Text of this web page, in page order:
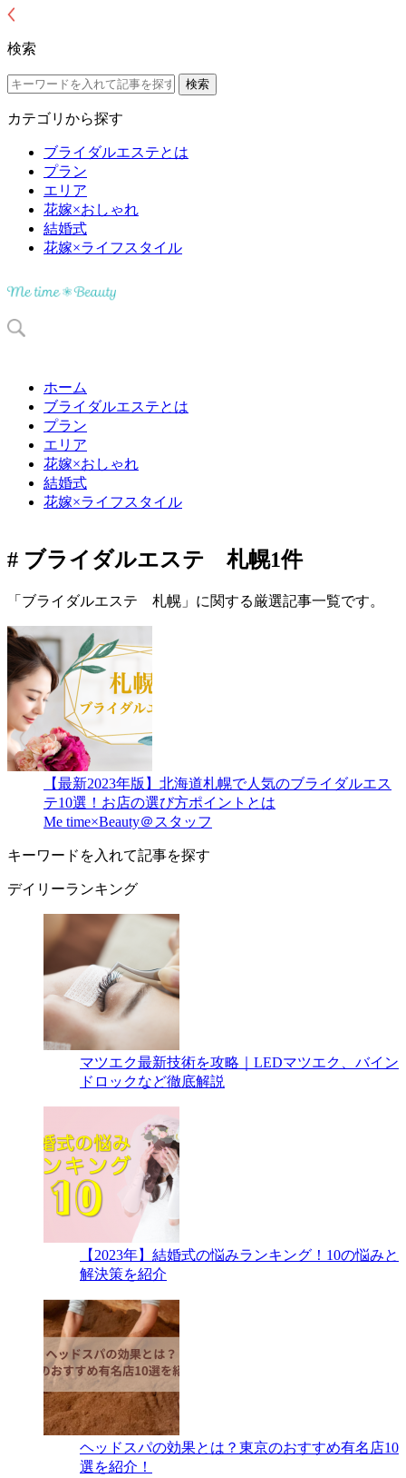
検索
カテゴリから探す
ブライダルエステとは
プラン
エリア
花嫁×おしゃれ
結婚式
花嫁×ライフスタイル
ホーム
ブライダルエステとは
プラン
エリア
花嫁×おしゃれ
結婚式
花嫁×ライフスタイル
# ブライダルエステ 札幌1件
「ブライダルエステ 札幌」に関する厳選記事一覧です。
【最新2023年版】北海道札幌で人気のブライダルエス
テ10選！お店の選び方ポイントとは
Me time×Beauty＠スタッフ
キーワードを入れて記事を探す
デイリーランキング
マツエク最新技術を攻略｜LEDマツエク、バイン
ドロックなど徹底解説
【2023年】結婚式の悩みランキング！10の悩みと
解決策を紹介
ヘッドスパの効果とは？東京のおすすめ有名店10
選を紹介！